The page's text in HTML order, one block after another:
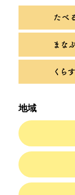
地域